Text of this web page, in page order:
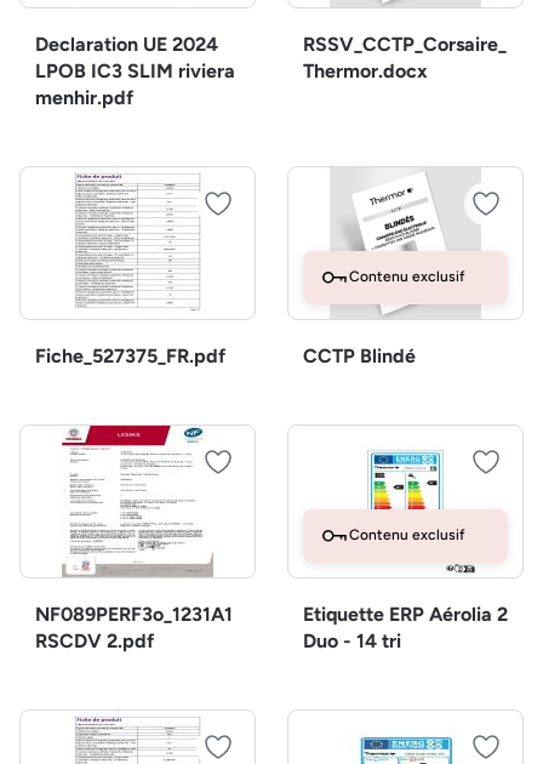
Declaration UE 2024
LPOB IC3 SLIM riviera
menhir.pdf
RSSV_CCTP_Corsaire_
Thermor.docx
Fiche_527375_FR.pdf
Contenu exclusif
CCTP Blindé
NF089PERF3o_1231A1
RSCDV 2.pdf
Contenu exclusif
Etiquette ERP Aérolia 2
Duo - 14 tri